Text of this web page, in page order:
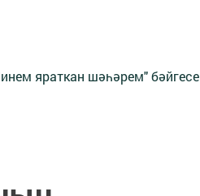
яраткан шәһәрем" бәйгесе